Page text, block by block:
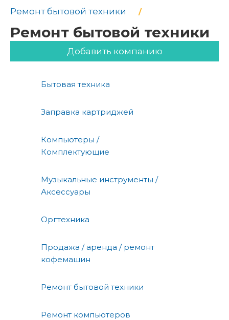
Ремонт бытовой техники
Ремонт бытовой техники
Добавить компанию
Бытовая техника
Заправка картриджей
Компьютеры /
Комплектующие
Музыкальные инструменты /
Аксессуары
Оргтехника
Продажа / аренда / ремонт
кофемашин
Ремонт бытовой техники
Ремонт компьютеров